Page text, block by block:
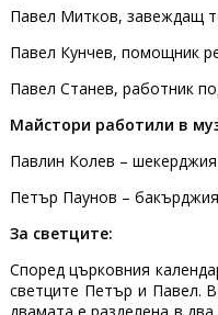
Павел Митков, завеждащ
Павел Кунчев, помощник
Павел Станев, работник
Майстори работили в
Павлин Колев – шекерджия
Петър Паунов – бакърджия
За светците:
Според църковния
светците Петър и Павел.